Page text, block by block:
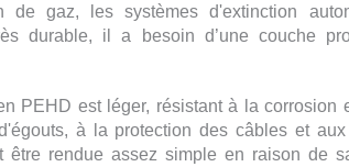
de gaz, les systèmes d'extinction
durable, il a besoin d’une couche
PEHD est léger, résistant à la corrosion
à la protection des câbles et
être rendue assez simple en raison de